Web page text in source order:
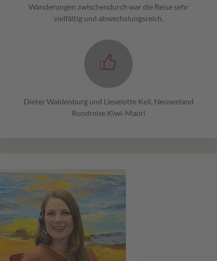
Wanderungen zwischendurch war die Reise sehr
vielfältig und abwechslungsreich.
Dieter Waldenburg und Lieselotte Kell, Neuseeland
Rundreise Kiwi-Maori